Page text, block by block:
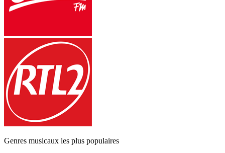
Genres musicaux les plus populaires